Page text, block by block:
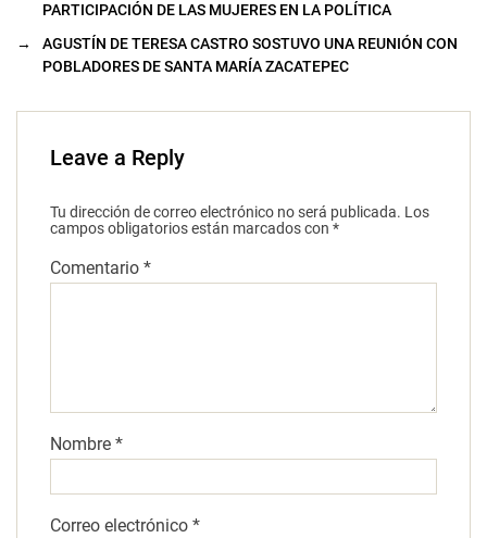
PARTICIPACIÓN DE LAS MUJERES EN LA POLÍTICA
→
AGUSTÍN DE TERESA CASTRO SOSTUVO UNA REUNIÓN CON
POBLADORES DE SANTA MARÍA ZACATEPEC
Leave a Reply
Tu dirección de correo electrónico no será publicada. Los
campos obligatorios están marcados con *
Comentario *
Nombre *
Correo electrónico *